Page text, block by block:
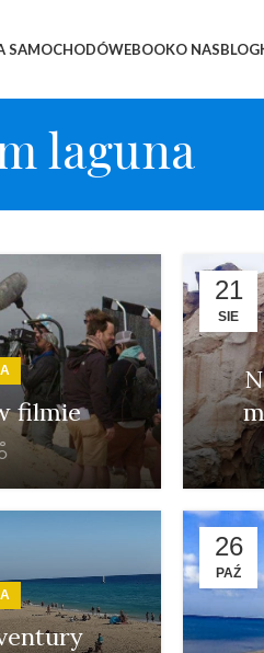
SAMOCHODÓWEBOOKO NASBLOG
laguna
filmie
21
SIE
26
PAŹ